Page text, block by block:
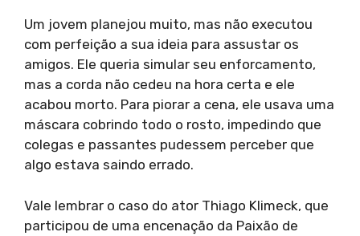
Um jovem planejou muito, mas não executou
com perfeição a sua ideia para assustar os
amigos. Ele queria simular seu enforcamento,
mas a corda não cedeu na hora certa e ele
acabou morto. Para piorar a cena, ele usava uma
máscara cobrindo todo o rosto, impedindo que
colegas e passantes pudessem perceber que
algo estava saindo errado.
Vale lembrar o caso do ator Thiago Klimeck, que
participou de uma encenação da Paixão de